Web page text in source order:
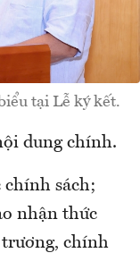
tại Lễ ký kết.
dung chính.
chính sách;
nhận thức
trương, chính